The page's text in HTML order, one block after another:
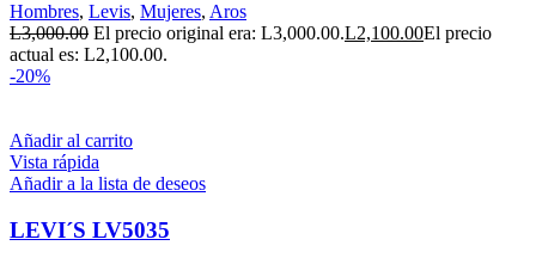
Hombres, Levis, Mujeres, Aros
L3,000.00 El precio original era: L3,000.00.L2,100.00El precio
actual es: L2,100.00.
-20%
Añadir al carrito
Vista rápida
Añadir a la lista de deseos
LEVI´S LV5035